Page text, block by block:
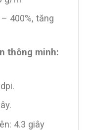
400%, tăng
thông minh:
4.3 giây